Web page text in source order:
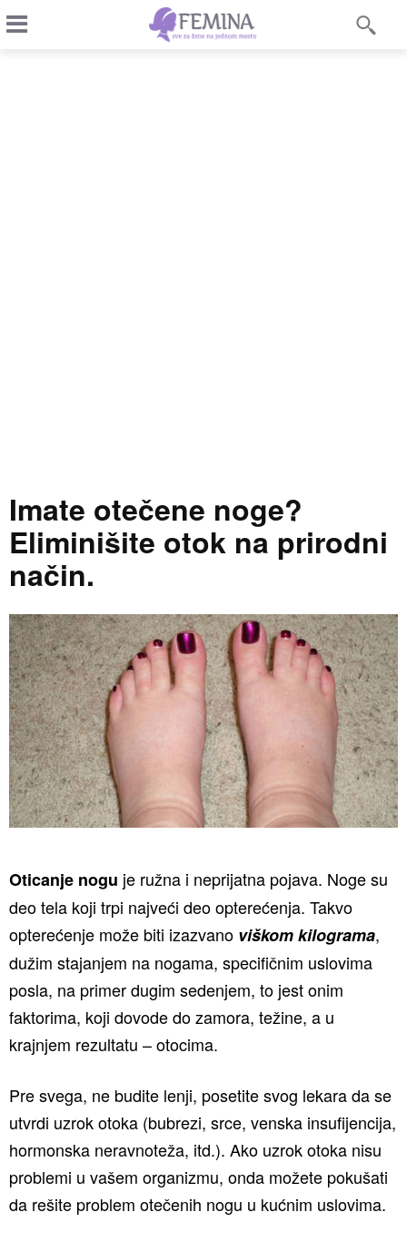
Imate otečene noge?
Eliminišite otok na prirodni
način.
Oticanje nogu je ružna i neprijatna pojava. Noge su
deo tela koji trpi najveći deo opterećenja. Takvo
opterećenje može biti izazvano viškom kilograma,
dužim stajanjem na nogama, specifičnim uslovima
posla, na primer dugim sedenjem, to jest onim
faktorima, koji dovode do zamora, težine, a u
krajnjem rezultatu – otocima.
Pre svega, ne budite lenji, posetite svog lekara da se
utvrdi uzrok otoka (bubrezi, srce, venska insufijencija,
hormonska neravnoteža, itd.). Ako uzrok otoka nisu
problemi u vašem organizmu, onda možete pokušati
da rešite problem otečenih nogu u kućnim uslovima.